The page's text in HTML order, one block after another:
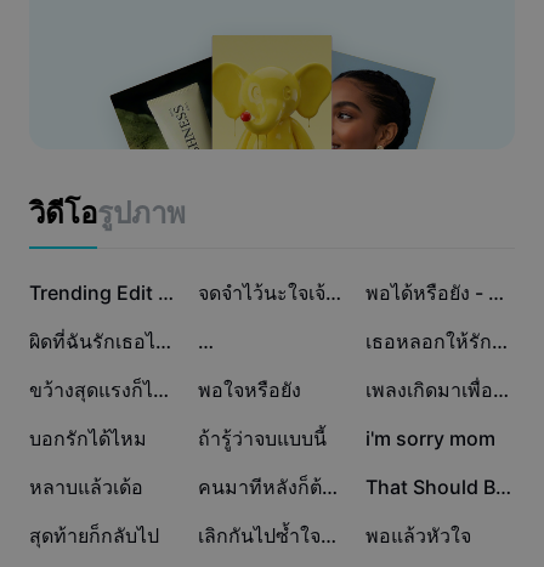
Dreamina Seedance 2.5
Nano Banana Pro
คำบรรยายอัตโนมัติ
การจดจำคำพูด
กรณีการใช้งาน
การตลาด
อื่นๆ
แม่แบบเอฟเฟกต์
แม่แบบธุรกิจ
แม่แบบอุตสาหกรรม
แม่แบบรีแคป
โปรแกรมพันธมิตรเพื่อการสร้างสรรค์
โปรแกรม CapCut Creative Campus
ศูนย์ความเชื่อถือ
ศูนย์ช่วยเหลือ
ห้องข่าว
เกี่ยวกับเงื่อนไขการใช้บริการของ CapCut
Dreamina Seedance 2.0 Launch
แปลภาษาไทย คอเพลงอินเดียต้องไม่พลาดรวมเพลงอกหักจาก
อาริจิต ซิงห์ ที่จะช่วยเยียวยาหัวใจและสร้างแรงบันดาลใจใหม่ๆ
ให้คุณ ใช้งานง่าย ไม่ต้องสมัครสมาชิก ฟังฟรีทุกที่ทุกเวลา
เหมาะกับผู้ฟังทุกเพศทุกวัย และคนที่รักเพลงอินเดียโดยเฉพาะ
วิดีโอรูปภาพ
793.2K Trending Edit New 42.3K จดจำไว้นะใจเจ้ากรรม 37K พอได้หรือยัง - Papaonj
36K ผิดที่ฉันรักเธอไม่พอ … 22.5K เธอหลอกให้รักแล้วหักหลัง
18.4K ขว้างสุดแรงก็ไม่ไป 14.9K
พอใจหรือยัง 13.7K เพลงเกิดมาเพื่ออกหัก
12.7K
บอกรักได้ไหม 12.4K
ถ้ารู้ว่าจบแบบนี้ 6.9K
i'm sorry mom
6.8K
หลาบแล้วเด้อ 6.5K คนมาทีหลังก็ต้องเข้าใจ 6.1K That Should Be Me
4.4K
สุดท้ายก็กลับไป 1.5K เลิกกันไปซ้ำใจน้อยกว่า 1.5K
พอแล้วหัวใจ